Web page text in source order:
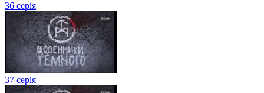
36 серія
37 серія